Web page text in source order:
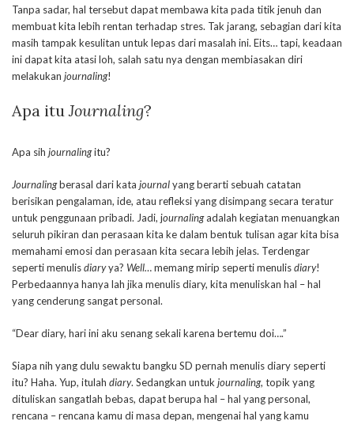
Tanpa sadar, hal tersebut dapat membawa kita pada titik jenuh dan
membuat kita lebih rentan terhadap stres. Tak jarang, sebagian dari kita
masih tampak kesulitan untuk lepas dari masalah ini. Eits… tapi, keadaan
ini dapat kita atasi loh, salah satu nya dengan membiasakan diri
melakukan journaling!
Apa ituJournaling?
Apa sih journalingitu?
Journalingberasal dari kata journalyang berarti sebuah catatan
berisikan pengalaman, ide, atau refleksi yang disimpang secara teratur
untuk penggunaan pribadi. Jadi, journalingadalah kegiatan menuangkan
seluruh pikiran dan perasaan kita ke dalam bentuk tulisan agar kita bisa
memahami emosi dan perasaan kita secara lebih jelas. Terdengar
seperti menulisdiaryya? Well…memang mirip seperti menulisdiary!
Perbedaannya hanya lah jika menulis diary, kita menuliskan hal – hal
yang cenderung sangat personal.
“Dear diary, hari ini aku senang sekali karena bertemu doi….”
Siapa nih yang dulu sewaktu bangku SD pernah menulis diary seperti
itu? Haha. Yup, itulah diary. Sedangkan untuk journaling, topik yang
dituliskan sangatlah bebas, dapat berupa hal – hal yang personal,
rencana – rencana kamu di masa depan, mengenai hal yang kamu